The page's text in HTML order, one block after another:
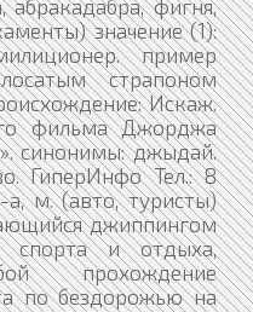
фигня,
значение (1):
пример
страпоном
Искаж.
фильма Джорджа
синонимы: джыдай.
ГиперИнфо Тел.: 8
м. (авто, туристы)
джиппингом
спорта и отдыха,
прохождение
по бездорожью на